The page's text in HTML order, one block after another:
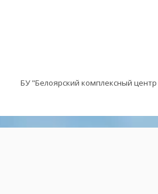
БУ "Белоярский комплексный